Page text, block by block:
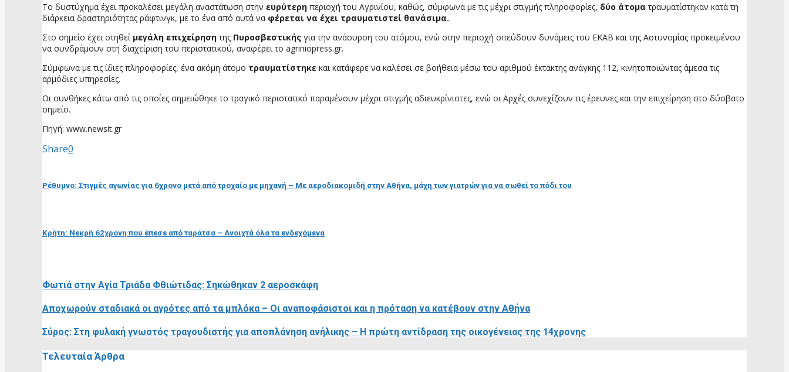
Το δυστύχημα έχει προκαλέσει μεγάλη αναστάτωση στην ευρύτερη περιοχή του Αγρινίου, καθώς, σύμφωνα με τις μέχρι στιγμής πληροφορίες, δύο άτομα τραυματίστηκαν κατά τη
διάρκεια δραστηριότητας ράφτινγκ, με το ένα από αυτά να φέρεται να έχει τραυματιστεί θανάσιμα.
Στο σημείο έχει στηθεί μεγάλη επιχείρησητης Πυροσβεστικής για την ανάσυρση του ατόμου, ενώ στην περιοχή σπεύδουν δυνάμεις του ΕΚΑΒ και της Αστυνομίας προκειμένου
να συνδράμουν στη διαχείριση του περιστατικού, αναφέρει το agriniopress.gr.
Σύμφωνα με τις ίδιες πληροφορίες, ένα ακόμη άτομο τραυματίστηκε και κατάφερε να καλέσει σε βοήθεια μέσω του αριθμού έκτακτης ανάγκης 112, κινητοποιώντας άμεσα τις
αρμόδιες υπηρεσίες.
Οι συνθήκες κάτω από τις οποίες σημειώθηκε το τραγικό περιστατικό παραμένουν μέχρι στιγμής αδιευκρίνιστες, ενώ οι Αρχές συνεχίζουν τις έρευνες και την επιχείρηση στο δύσβατο
σημείο.
Πηγή: www.newsit.gr
Share0
Ρέθυμνο: Στιγμές αγωνίας για 6χρονο μετά από τροχαίο με μηχανή – Με αεροδιακομιδή στην Αθήνα, μάχη των γιατρών για να σωθεί το πόδι του
Κρήτη: Νεκρή 62χρονη που έπεσε από ταράτσα – Ανοιχτά όλα τα ενδεχόμενα
Φωτιά στην Αγία Τριάδα Φθιώτιδας: Σηκώθηκαν 2 αεροσκάφη
Αποχωρούν σταδιακά οι αγρότες από τα μπλόκα – Οι αναποφάσιστοι και η πρόταση να κατέβουν στην Αθήνα
Σύρος: Στη φυλακή γνωστός τραγουδιστής για αποπλάνηση ανήλικης – Η πρώτη αντίδραση της οικογένειας της 14χρονης
Τελευταία Άρθρα